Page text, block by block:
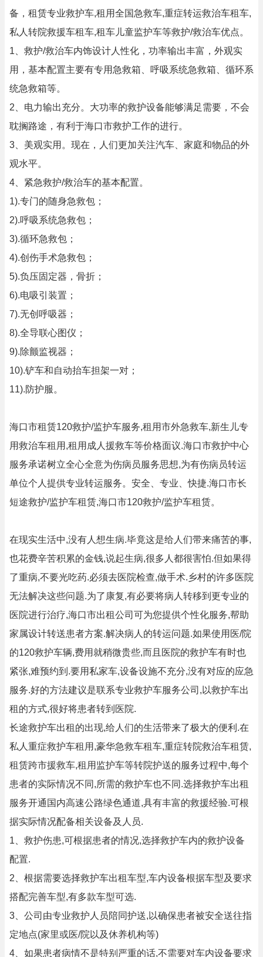
备，租赁专业救护车,租用全国急救车,重症转运救治车租车,
私人转院救援车租车,租车儿童监护车等救护/救治车优点。
1、救护/救治车内饰设计人性化，功率输出丰富，外观实
用，基本配置主要有专用急救箱、呼吸系统急救箱、循环系
统急救箱等。
2、电力输出充分。大功率的救护设备能够满足需要，不会
耽搁路途，有利于海口市救护工作的进行。
3、美观实用。现在，人们更加关注汽车、家庭和物品的外
观水平。
4、紧急救护/救治车的基本配置。
1).专门的随身急救包；
2).呼吸系统急救包；
3).循环急救包；
4).创伤手术急救包；
5).负压固定器，骨折；
6).电吸引装置；
7).无创呼吸器；
8).全导联心图仪；
9).除颤监视器；
10).铲车和自动抬车担架一对；
11).防护服。
海口市租赁120救护/监护车服务,租用市外急救车,新生儿专
用救治车租用,租用成人援救车等价格面议.海口市救护中心
服务承诺树立全心全意为伤病员服务思想,为有伤病员转运
单位个人提供专业转运服务。安全、专业、快捷.海口市长
短途救护/监护车租赁,海口市120救护/监护车租赁。
在现实生活中,没有人想生病.毕竟这是给人们带来痛苦的事,
也花费辛苦积累的金钱,说起生病,很多人都很害怕.但如果得
了重病,不要光吃药.必须去医院检查,做手术.乡村的许多医院
无法解决这些问题.为了康复,有必要将病人转移到更专业的
医院进行治疗,海口市出租公司可为您提供个性化服务,帮助
家属设计转送患者方案.解决病人的转运问题.如果使用医/院
的120救护车辆,费用就稍微贵些,而且医院的救护车有时也
紧张,难预约到.要用私家车,设备设施不充分,没有对应的应急
服务.好的方法建议是联系专业救护车服务公司,以救护车出
租的方式,很好将患者转到医院.
长途救护车出租的出现,给人们的生活带来了极大的便利.在
私人重症救护车租用,豪华急救车租车,重症转院救治车租赁,
租赁跨市援救车,租用监护车等转院护送的服务过程中,每个
患者的实际情况不同,所需的救护车也不同.选择救护车出租
服务开通国内高速公路绿色通道,具有丰富的救援经验.可根
据实际情况配备相关设备及人员.
1、救护伤患,可根据患者的情况,选择救护车内的救护设备
配置.
2、根据需要选择救护车出租车型,车内设备根据车型及要求
搭配完善车型,有多款车型可选.
3、公司由专业救护人员陪同护送,以确保患者被安全送往指
定地点(家里或医/院以及休养机构等)
4、如果患者病情不是特别严重的话,不需要对车内设备要求